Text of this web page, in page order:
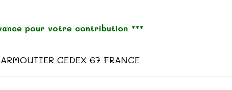
pour votre contribution ***
CEDEX 67 FRANCE